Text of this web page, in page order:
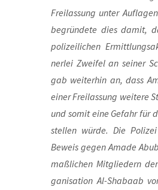
Frei­las­sung unter
begrün­de­te dies damit,
poli­zei­li­chen
ner­lei Zwei­fel an sei­ner
gab wei­ter­hin an, dass
einer Frei­las­sung wei­te­re
und somit eine Gefahr für
stel­len wür­de. Die
Beweis gegen Ama­de
maß­li­chen Mit­glie­dern
ga­ni­sa­ti­on Al-Shaba­ab